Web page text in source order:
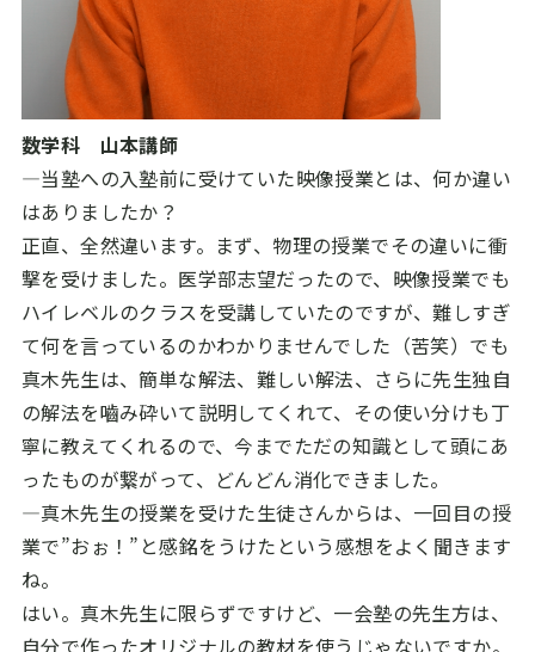
数学科 山本講師
―当塾への入塾前に受けていた映像授業とは、何か違い
はありましたか？
正直、全然違います。まず、物理の授業でその違いに衝
撃を受けました。医学部志望だったので、映像授業でも
ハイレベルのクラスを受講していたのですが、難しすぎ
て何を言っているのかわかりませんでした（苦笑）でも
真木先生は、簡単な解法、難しい解法、さらに先生独自
の解法を嚙み砕いて説明してくれて、その使い分けも丁
寧に教えてくれるので、今までただの知識として頭にあ
ったものが繋がって、どんどん消化できました。
―真木先生の授業を受けた生徒さんからは、一回目の授
業で”おぉ！”と感銘をうけたという感想をよく聞きます
ね。
はい。真木先生に限らずですけど、一会塾の先生方は、